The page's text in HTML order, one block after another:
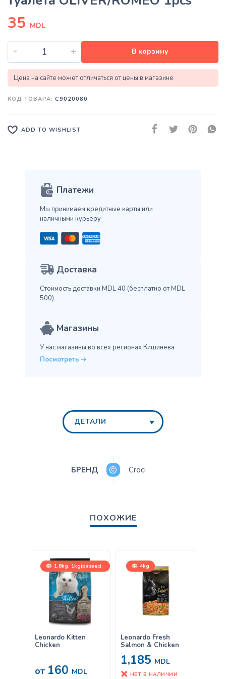
35 MDL
- + В корзину
Цена на сайте может отличаться от цены в магазине
КОД ТОВАРА: C9020080
ADD TO WISHLIST
Платежи
Мы принимаем кредитные карты или
наличными курьеру
Доставка
Стоимость доставки MDL 40 (бесплатно от MDL
500)
Магазины
У нас магазины во всех регионах Кишинева
Посмотреть
ДЕТАЛИ
БРЕНД Croci
ПОХОЖИЕ
1,8kg, 1kg(развес),
7,5kg
Leonardo Kitten
Chicken
от 160 MDL
4kg
Leonardo Fresh
Salmon & Chicken
1,185 MDL
НЕТ В НАЛИЧИИ